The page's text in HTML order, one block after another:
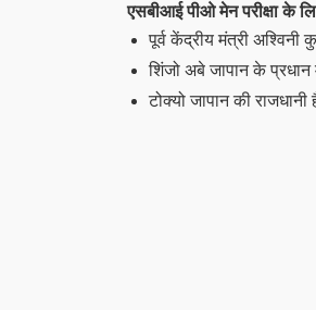
एसबीआई पीओ मेन परीक्षा के
पूर्व केंद्रीय मंत्री अश्विनी
शिंजो अबे जापान के प्रधान
टोक्यो जापान की राजधानी